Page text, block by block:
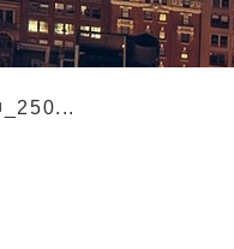
_250...